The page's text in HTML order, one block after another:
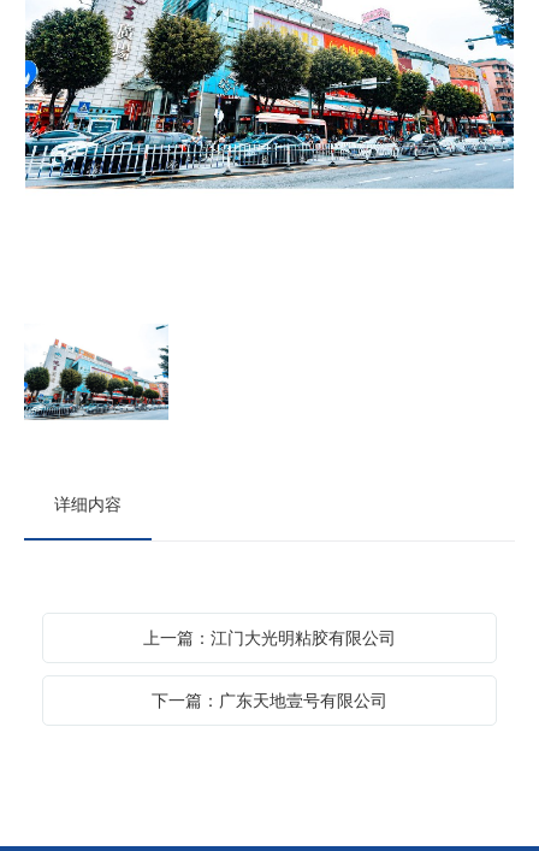
详细内容
上一篇：江门大光明粘胶有限公司
下一篇：广东天地壹号有限公司